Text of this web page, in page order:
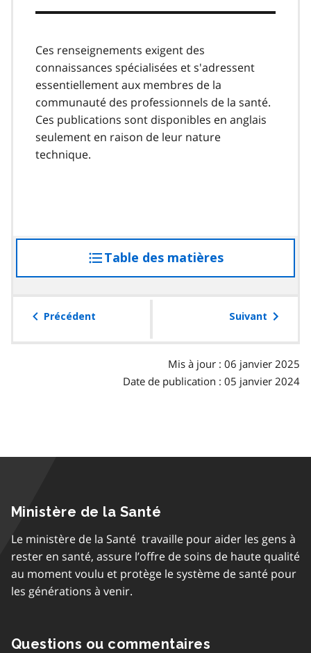
Ces renseignements exigent des
connaissances spécialisées et s'adressent
essentiellement aux membres de la
communauté des professionnels de la santé.
Ces publications sont disponibles en anglais
seulement en raison de leur nature
technique.
Table des matières
à
table
Précédent Suivant
Mis à jour : 06 janvier 2025
Date de publication : 05 janvier 2024
Ministère de la Santé
Le ministère de la Santé travaille pour aider les gens à
rester en santé, assure l’offre de soins de haute qualité
au moment voulu et protège le système de santé pour
les générations à venir.
Questions ou commentaires